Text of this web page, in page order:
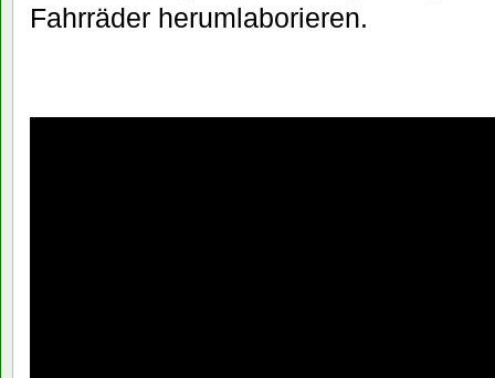
Fahrräder herumlaborieren.